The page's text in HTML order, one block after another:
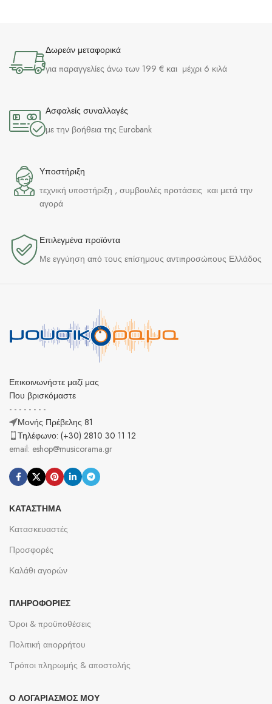
Δωρεάν μεταφορικά
για παραγγελίες άνω των 199 € και μέχρι 6 κιλά
Ασφαλείς συναλλαγές
με την βοήθεια της Eurobank
Υποστήριξη
τεχνική υποστήριξη , συμβουλές προτάσεις και μετά την
αγορά
Επιλεγμένα προϊόντα​
Με εγγύηση από τους επίσημους αντιπροσώπους Ελλάδος
Επικοινωνήστε μαζί μας
Που βρισκόμαστε
- - - - - - - -
Μονής Πρέβελης 81
Τηλέφωνο: (+30) 2810 30 11 12
email: eshop@musicorama.gr
ΚΑΤΆΣΤΗΜΑ
Κατασκευαστές
Προσφορές
Καλάθι αγορών
ΠΛΗΡΟΦΟΡΊΕΣ
Όροι & προϋποθέσεις
Πολιτική απορρήτου
Τρόποι πληρωμής & αποστολής
Ο ΛΟΓΑΡΙΑΣΜΌΣ ΜΟΥ